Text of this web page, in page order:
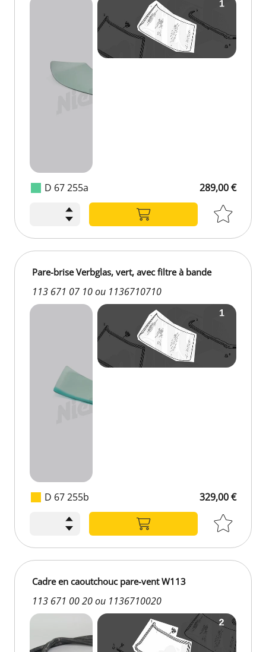
D 67 255a 289,00 €
D 67 255b
Pare-brise Verbglas, vert, avec filtre à bande
113 671 07 10 ou 1136710710
329,00 €
Cadre en caoutchouc pare-vent W113
113 671 00 20 ou 1136710020